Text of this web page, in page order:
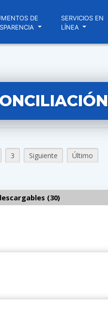
DE
SERVICIOS EN
LÍNEA
3 Siguiente Último
(30)